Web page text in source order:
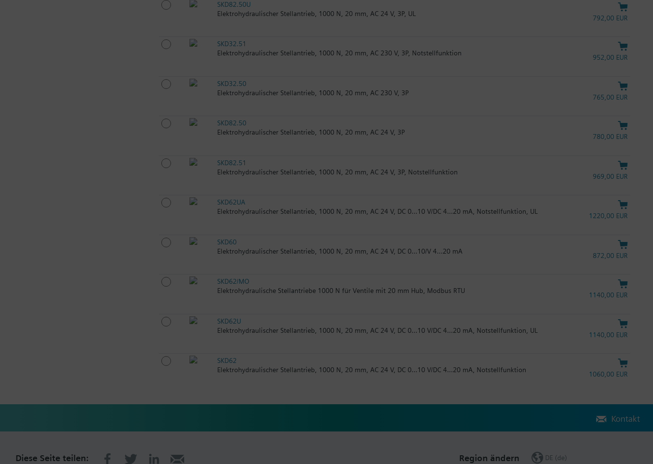
SKD82.50U
Elektrohydraulischer Stellantrieb, 1000 N, 20 mm, AC 24 V, 3P, UL
792,00 EUR
SKD32.51
Elektrohydraulischer Stellantrieb, 1000 N, 20 mm, AC 230 V, 3P, Notstellfunktion
952,00 EUR
SKD32.50
Elektrohydraulischer Stellantrieb, 1000 N, 20 mm, AC 230 V, 3P
765,00 EUR
SKD82.50
Elektrohydraulischer Stellantrieb, 1000 N, 20 mm, AC 24 V, 3P
780,00 EUR
SKD82.51
Elektrohydraulischer Stellantrieb, 1000 N, 20 mm, AC 24 V, 3P, Notstellfunktion
969,00 EUR
SKD62UA
Elektrohydraulischer Stellantrieb, 1000 N, 20 mm, AC 24 V, DC 0...10 V/DC 4...20 mA, Notstellfunktion, UL
1220,00 EUR
SKD60
Elektrohydraulischer Stellantrieb, 1000 N, 20 mm, AC 24 V, DC 0...10/V 4...20 mA
872,00 EUR
SKD62/MO
Elektrohydraulische Stellantriebe 1000 N für Ventile mit 20 mm Hub, Modbus RTU
1140,00 EUR
SKD62U
Elektrohydraulischer Stellantrieb, 1000 N, 20 mm, AC 24 V, DC 0...10 V/DC 4...20 mA, Notstellfunktion, UL
1140,00 EUR
SKD62
Elektrohydraulischer Stellantrieb, 1000 N, 20 mm, AC 24 V, DC 0...10 V/DC 4...20 mA, Notstellfunktion
1060,00 EUR
Kontakt
Diese Seite teilen: Region ändern DE (de)